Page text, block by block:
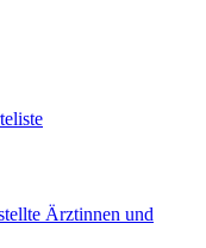
Ärztinnen und